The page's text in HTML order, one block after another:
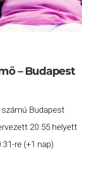
– Budapest
számú Budapest
20:55 helyett
re (+1 nap)